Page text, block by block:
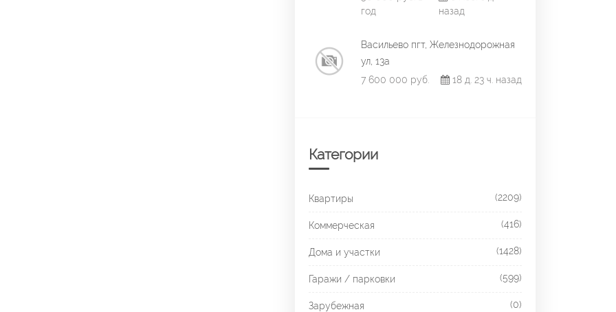
год
назад
Васильево пгт, Железнодорожная
ул, 13а
7 600 000 руб.
18 д. 23 ч. назад
Категории
Квартиры (2209)
Коммерческая (416)
Дома и участки (1428)
Гаражи / парковки (599)
Зарубежная (0)